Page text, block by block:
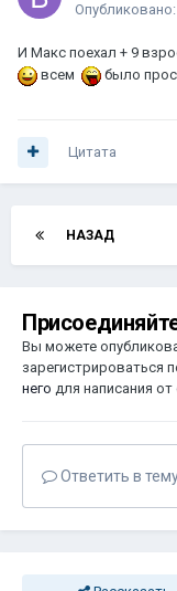
Опубликовано:
И Макс поехал + 9
всем
было
Цитата
НАЗАД
Вы можете
зарегистрироваться
него для написания
Ответить в